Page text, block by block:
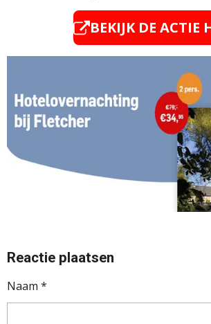
BEKIJK DE ACTIE
Reactie plaatsen
Naam *